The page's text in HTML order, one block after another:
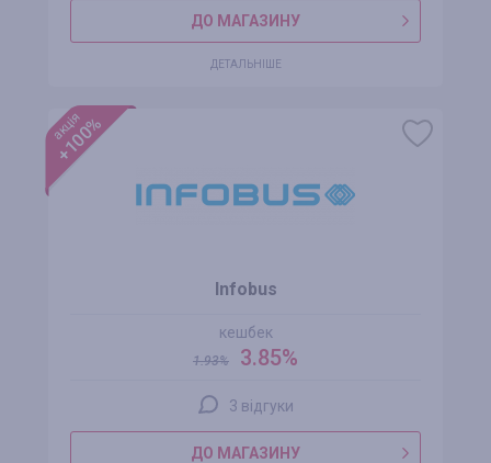
ДО МАГАЗИНУ
ДЕТАЛЬНІШЕ
акція
+100%
Infobus
кешбек
1.93% 3.85%
3 відгуки
ДО МАГАЗИНУ